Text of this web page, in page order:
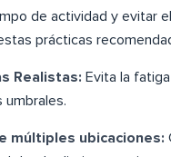
de actividad y evitar
prácticas
Realistas: Evita la
umbrales.
múltiples ubicaciones: